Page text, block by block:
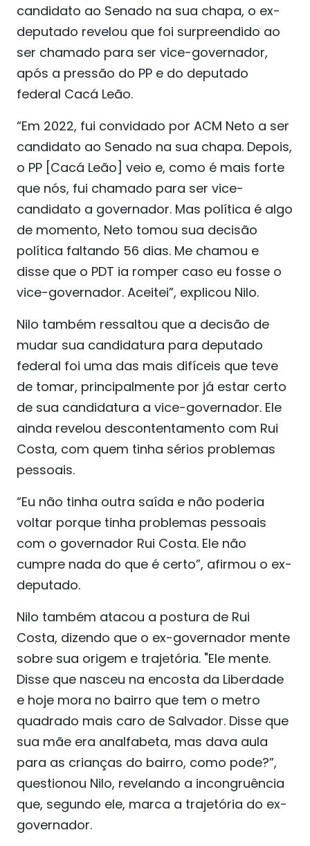
candidato ao Senado na sua chapa, o ex-
deputado revelou que foi surpreendido ao
ser chamado para ser vice-governador,
após a pressão do PP e do deputado
federal Cacá Leão.
“Em 2022, fui convidado por ACM Neto a ser
candidato ao Senado na sua chapa. Depois,
o PP [Cacá Leão] veio e, como é mais forte
que nós, fui chamado para ser vice-
candidato a governador. Mas política é algo
de momento, Neto tomou sua decisão
política faltando 56 dias. Me chamou e
disse que o PDT ia romper caso eu fosse o
vice-governador. Aceitei”, explicou Nilo.
Nilo também ressaltou que a decisão de
mudar sua candidatura para deputado
federal foi uma das mais difíceis que teve
de tomar, principalmente por já estar certo
de sua candidatura a vice-governador. Ele
ainda revelou descontentamento com Rui
Costa, com quem tinha sérios problemas
pessoais.
“Eu não tinha outra saída e não poderia
voltar porque tinha problemas pessoais
com o governador Rui Costa. Ele não
cumpre nada do que é certo”, afirmou o ex-
deputado.
Nilo também atacou a postura de Rui
Costa, dizendo que o ex-governador mente
sobre sua origem e trajetória. "Ele mente.
Disse que nasceu na encosta da Liberdade
e hoje mora no bairro que tem o metro
quadrado mais caro de Salvador. Disse que
sua mãe era analfabeta, mas dava aula
para as crianças do bairro, como pode?”,
questionou Nilo, revelando a incongruência
que, segundo ele, marca a trajetória do ex-
governador.